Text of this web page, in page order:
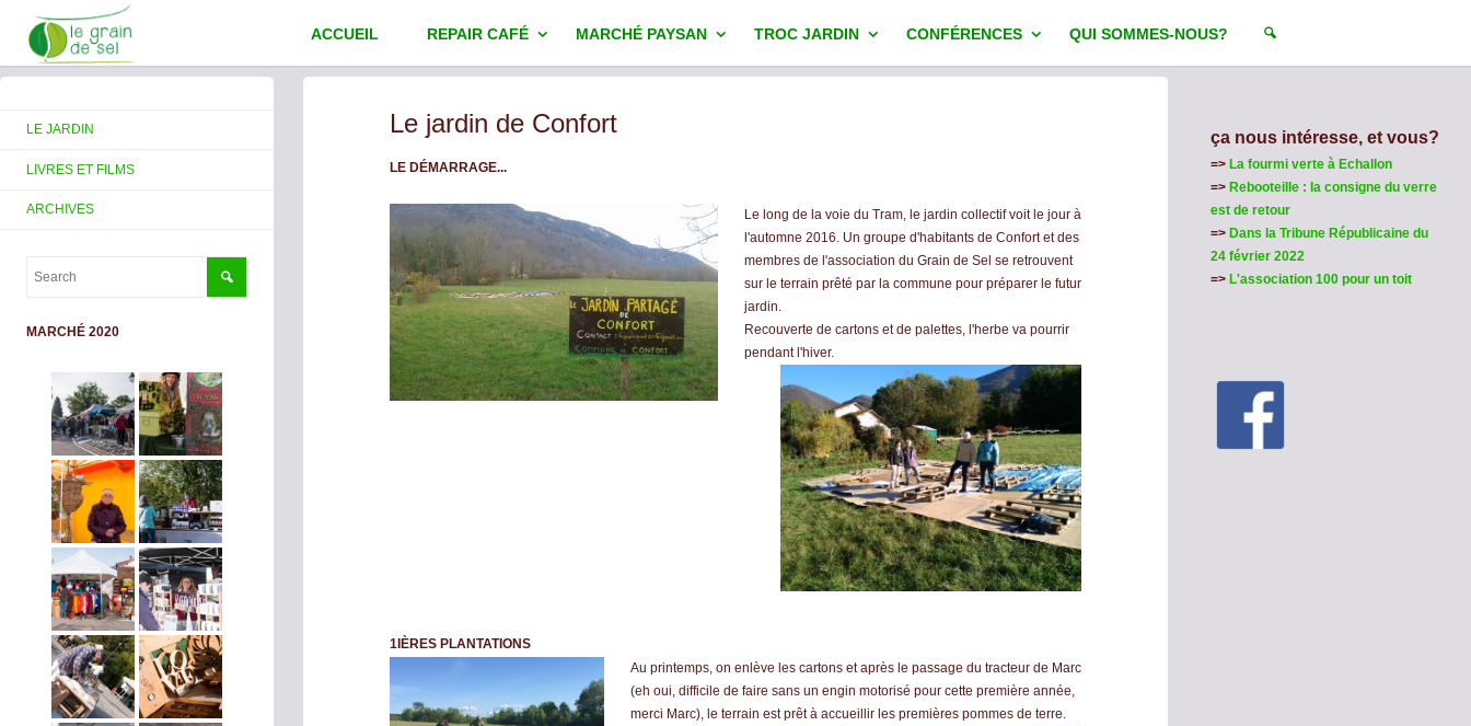
ACCUEIL REPAIR CAFÉ MARCHÉ PAYSAN TROC JARDIN CONFÉRENCES QUI SOMMES-NOUS?
Le jardin de Confort
LE DÉMARRAGE...
Le long de la voie du Tram, le jardin collectif voit le jour à
l'automne 2016. Un groupe d'habitants de Confort et des
membres de l'association du Grain de Sel se retrouvent
sur le terrain prêté par la commune pour préparer le futur
jardin.
Recouverte de cartons et de palettes, l'herbe va pourrir
pendant l'hiver.
1IÈRES PLANTATIONS
Au printemps, on enlève les cartons et après le passage du tracteur de Marc
(eh oui, difficile de faire sans un engin motorisé pour cette première année,
merci Marc), le terrain est prêt à accueillir les premières pommes de terre.
LE JARDIN
LIVRES ET FILMS
ARCHIVES
MARCHÉ 2020
ça nous intéresse, et vous?
=> La fourmi verte à Echallon
=> Rebooteille : la consigne du verre
est de retour
=> Dans la Tribune Républicaine du
24 février 2022
=> L'association 100 pour un toit